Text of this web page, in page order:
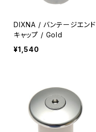
DIXNA / バンテージエンド
キャップ / Gold
¥1,540